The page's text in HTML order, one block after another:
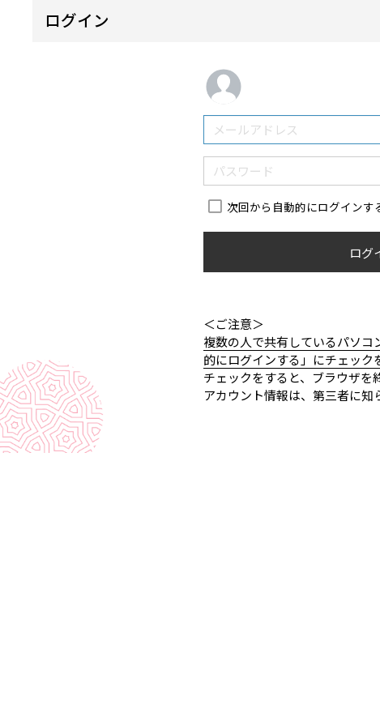
ログイン
次回から自動的にログインす
ログ
＜ご注意＞
複数の人で共有しているパソ
的にログインする」にチェック
チェックをすると、ブラウザを
アカウント情報は、第三者に